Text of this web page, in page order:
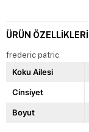
ÜRÜN ÖZELLIKLERI
frederic patric
Koku Ailesi
Cinsiyet
Boyut